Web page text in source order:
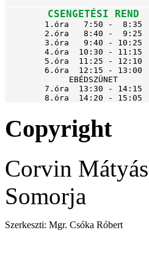
CSENGETÉSI REND
1.óra   7:50 -  8:35
2.óra   8:40 -  9:25
3.óra   9:40 - 10:25
4.óra  10:30 - 11:15
5.óra  11:25 - 12:10
6.óra  12:15 - 13:00
EBÉDSZÜNET
7.óra  13:30 - 14:15
8.óra  14:20 - 15:05
Copyright
Corvin
Somorja
Szerkeszti: Mgr. Csóka Róbert